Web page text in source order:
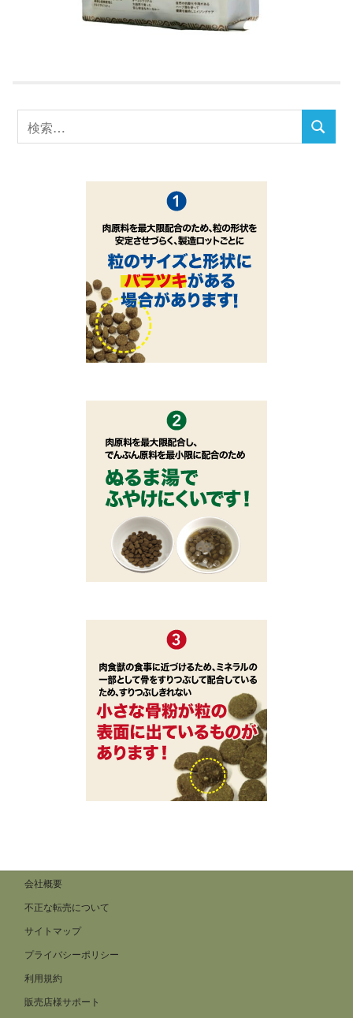
検
索
検
会社概要
不正な転売について
サイトマップ
プライバシーポリシー
利用規約
販売店様サポート